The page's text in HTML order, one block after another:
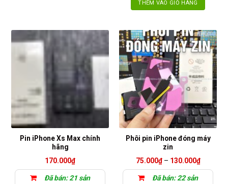
THÊM VÀO GIỎ HÀNG
Pin iPhone Xs Max chính
hãng
170.000₫
Đã bán: 21 sản
Phôi pin iPhone đóng máy
zin
75.000₫ – 130.000₫Khoảng
giá:
Đã bán: 22 sản